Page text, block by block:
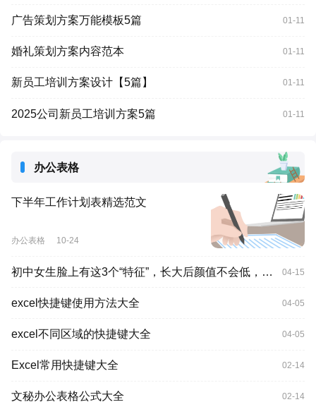
广告策划方案万能模板5篇 01-11
婚礼策划方案内容范本 01-11
新员工培训方案设计【5篇】 01-11
2025公司新员工培训方案5篇 01-11
办公表格
下半年工作计划表精选范文
办公表格 10-24
初中女生脸上有这3个“特征”，长大后颜值不会低，全中是小仙女! 04-15
excel快捷键使用方法大全 04-05
excel不同区域的快捷键大全 04-05
Excel常用快捷键大全 02-14
文秘办公表格公式大全 02-14